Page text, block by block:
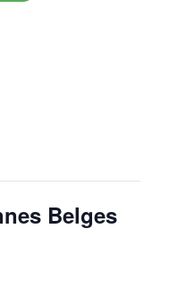
Belges